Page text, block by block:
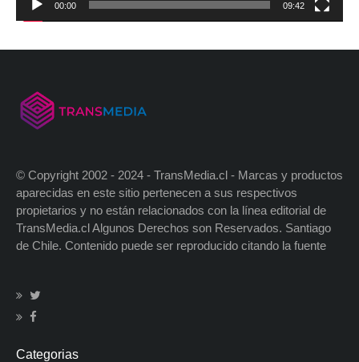
00:00 09:42
© Copyright 2002 - 2024 - TransMedia.cl - Marcas y productos
aparecidas en este sitio pertenecen a sus respectivos
propietarios y no están relacionados con la línea editorial de
TransMedia.cl Algunos Derechos son Reservados. Santiago
de Chile. Contenido puede ser reproducido citando la fuente
Categorias